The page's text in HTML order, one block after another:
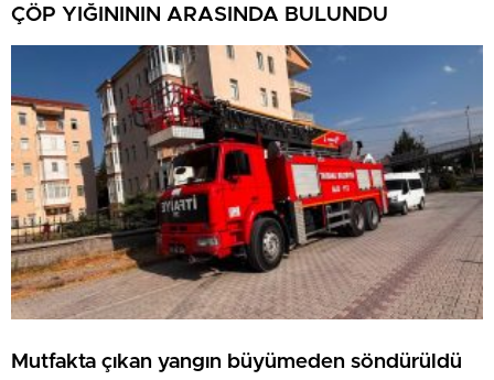
ÇÖP YIĞINININ ARASINDA BULUNDU
Mutfakta çıkan yangın büyümeden söndürüldü